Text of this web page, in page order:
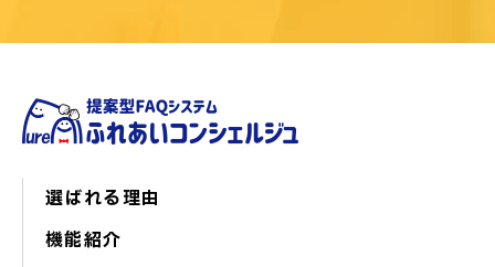
選ばれる理由
機能紹介